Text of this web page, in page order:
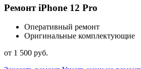
Ремонт iPhone 12 Pro
Оперативный ремонт
Оригинальные комплектующие
от 1 500 руб.